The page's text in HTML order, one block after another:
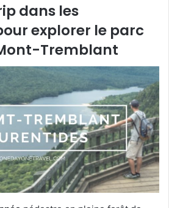
dans les
explorer le parc
Tremblant